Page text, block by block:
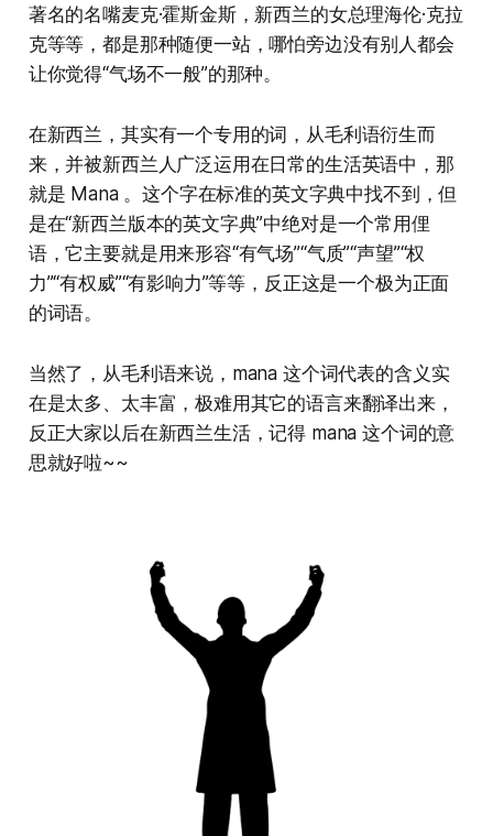
著名的名嘴麦克·霍斯金斯，新西兰的女总理海伦·克拉
克等等，都是那种随便一站，哪怕旁边没有别人都会
让你觉得“气场不一般”的那种。
在新西兰，其实有一个专用的词，从毛利语衍生而
来，并被新西兰人广泛运用在日常的生活英语中，那
就是 Mana 。这个字在标准的英文字典中找不到，但
是在“新西兰版本的英文字典”中绝对是一个常用俚
语，它主要就是用来形容“有气场”“气质”“声望”“权
力”“有权威”“有影响力”等等，反正这是一个极为正面
的词语。
当然了，从毛利语来说，mana 这个词代表的含义实
在是太多、太丰富，极难用其它的语言来翻译出来，
反正大家以后在新西兰生活，记得 mana 这个词的意
思就好啦~~